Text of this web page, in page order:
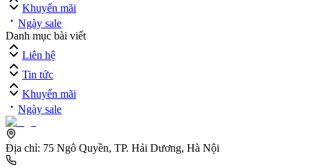
Khuyến mãi
Ngày sale
Danh mục bài viết
Liên hệ
Tin tức
Khuyến mãi
Ngày sale
Địa chỉ: 75 Ngô Quyền, TP. Hải Dương, Hà Nội